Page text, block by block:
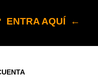
ENTRA AQUÍ ←